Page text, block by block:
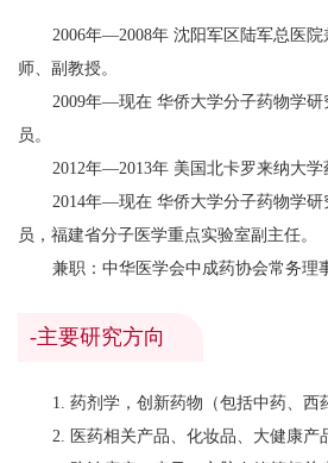
2006年—2008年 沈阳军区陆军总医
师、副教授。
2009年—现在 华侨大学分子药物学
员。
2012年—2013年 美国北卡罗来纳大学
2014年—现在 华侨大学分子药物学
员，福建省分子医学重点实验室副主任。
兼职：中华医学会中成药协会常务理
-主要研究方向
1. 药剂学，创新药物（包括中药、西
2. 医药相关产品、化妆品、大健康产